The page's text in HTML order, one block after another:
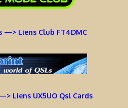
—> Liens Club FT4DMC
Liens UX5UO Qsl Cards